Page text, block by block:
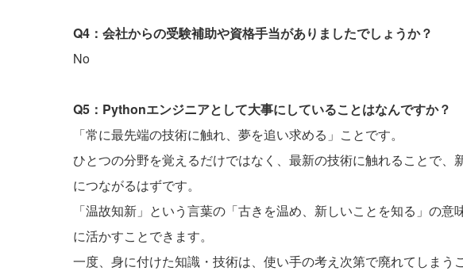
Q4：会社からの受験補助や資格手当がありましたでしょうか？
No
Q5：Pythonエンジニアとして大事にしていることはなんですか？
「常に最先端の技術に触れ、夢を追い求める」ことです。
ひとつの分野を覚えるだけではなく、最新の技術に触れることで、
につながるはずです。
「温故知新」という言葉の「古きを温め、新しいことを知る」の
に活かすことできます。
一度、身に付けた知識・技術は、使い手の考え次第で廃れてしまう